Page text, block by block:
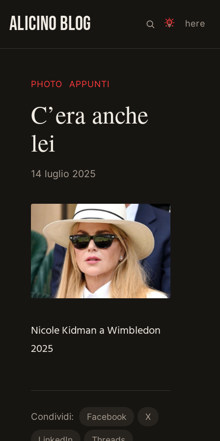
ALICINO BLOG here
PHOTO APPUNTI
C’era anche
lei
14 luglio 2025
Nicole Kidman a Wimbledon
2025
Condividi: Facebook X